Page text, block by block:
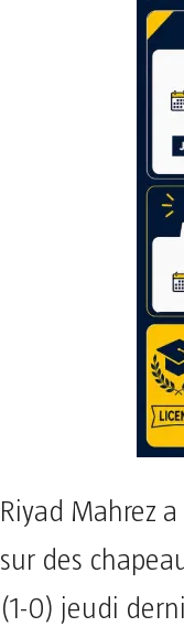
Riyad Mahrez
sur des
(1-0) jeudi